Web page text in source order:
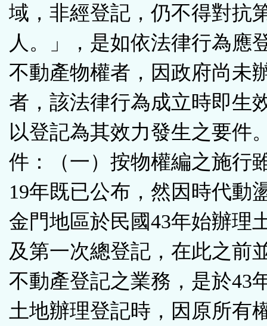
域，非經登記，仍不得對抗
人。」，是如依法律行為應
不動產物權者，因政府尚未
者，該法律行為成立時即生
以登記為其效力發生之要件
件：（一）按物權編之施行
19年既已公布，然因時代動
金門地區於民國43年始辦理
及第一次總登記，在此之前
不動產登記之業務，是於43
土地辦理登記時，因原所有